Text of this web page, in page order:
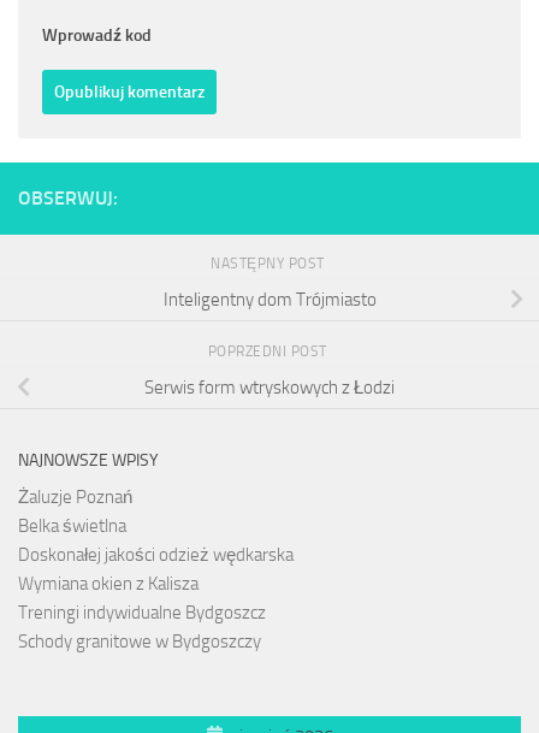
Wprowadź kod
OBSERWUJ:
NASTĘPNY POST
Inteligentny dom Trójmiasto
POPRZEDNI POST
Serwis form wtryskowych z Łodzi
NAJNOWSZE WPISY
Żaluzje Poznań
Belka świetlna
Doskonałej jakości odzież wędkarska
Wymiana okien z Kalisza
Treningi indywidualne Bydgoszcz
Schody granitowe w Bydgoszczy